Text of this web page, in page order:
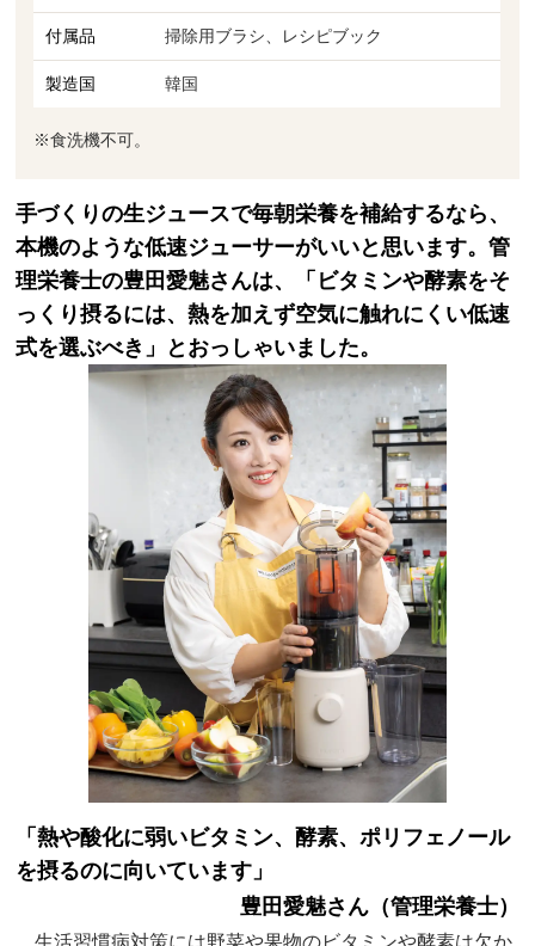
付属品 掃除用ブラシ、レシピブック
製造国 韓国
※食洗機不可。
手づくりの生ジュースで毎朝栄養を補給するなら、
本機のような低速ジューサーがいいと思います。管
理栄養士の豊田愛魅さんは、「ビタミンや酵素をそ
っくり摂るには、熱を加えず空気に触れにくい低速
式を選ぶべき」とおっしゃいました。
「熱や酸化に弱いビタミン、酵素、ポリフェノール
を摂るのに向いています」
豊田愛魅さん（管理栄養士）
生活習慣病対策には野菜や果物のビタミンや酵素は欠か